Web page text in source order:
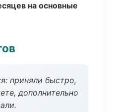
на основные
приняли быстро,
дополнительно